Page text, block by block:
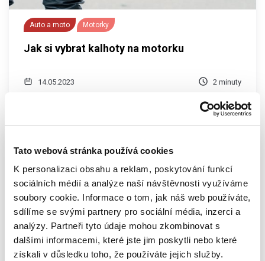
Tato webová stránka používá cookies
K personalizaci obsahu a reklam, poskytování funkcí
sociálních médií a analýze naší návštěvnosti využíváme
soubory cookie. Informace o tom, jak náš web používáte,
sdílíme se svými partnery pro sociální média, inzerci a
analýzy. Partneři tyto údaje mohou zkombinovat s
dalšími informacemi, které jste jim poskytli nebo které
získali v důsledku toho, že používáte jejich služby.
Auto a moto Motorky
Jak si vybrat kalhoty na motorku
14.05.2023 2 minuty